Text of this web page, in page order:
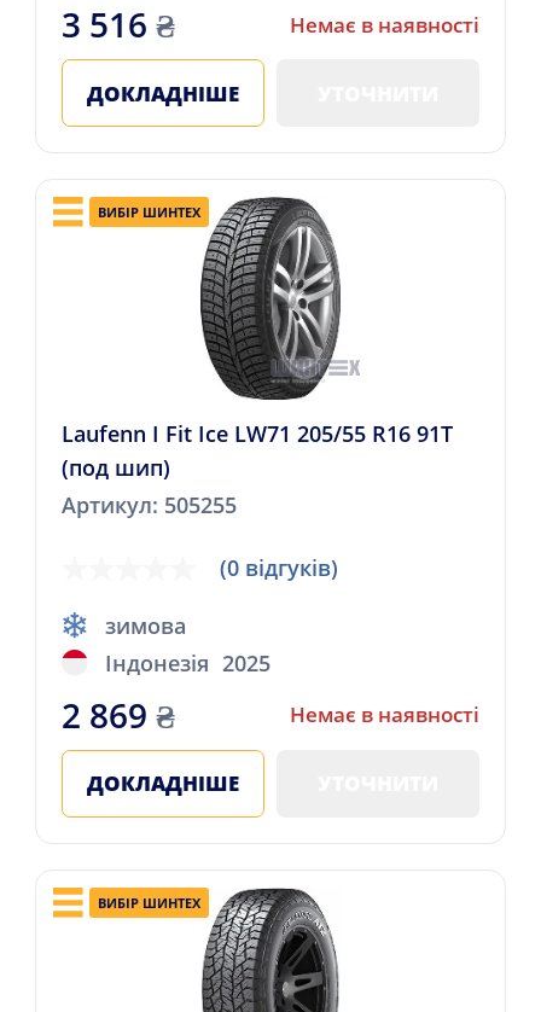
3 516 ₴ Немає в наявності
ДОКЛАДНІШЕ
ВИБІР ШИНТЕХ
Laufenn I Fit Ice LW71 205/55 R16 91T
(под шип)
Артикул: 505255
(0 відгуків)
зимова
Індонезія 2025
2 869 ₴ Немає в наявності
ДОКЛАДНІШЕ
ВИБІР ШИНТЕХ